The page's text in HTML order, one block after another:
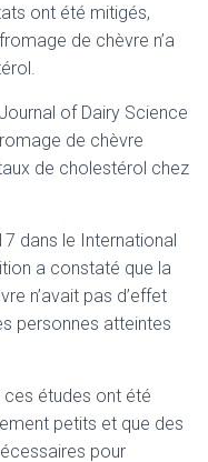
ont été mitigés,
de chèvre n’a
of Dairy Science
de chèvre
de cholestérol chez
dans le International
a constaté que la
n’avait pas d’effet
personnes atteintes
ces études ont été
petits et que des
pour